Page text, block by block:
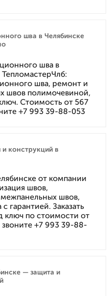
шва в Челябинске
шва в
шва, ремонт и
швов полимочевиной,
Стоимость от 567
+7 993 39-88-053
и конструкций в
от компании
швов,
швов,
гарантией. Заказать
ключ по стоимости от
звоните +7 993 39-88-
— защита и